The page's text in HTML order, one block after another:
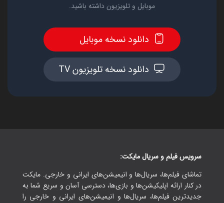
موبایل و تلویزیون داشته باشید.
دانلود نسخه موبایل
دانلود نسخه تلویزیون TV
سرویس فیلم و سریال مایکت:
تماشای فیلم‌ها، سریال‌ها و انیمیشن‌های ایرانی و خارجی. مایکت
در کنار ارائه اپلیکیشن‌ها و بازی‌ها، دسترسی آسان و سریع شما به
جدیدترین فیلم‌ها، سریال‌ها و انیمیشن‌های ایرانی و خارجی را